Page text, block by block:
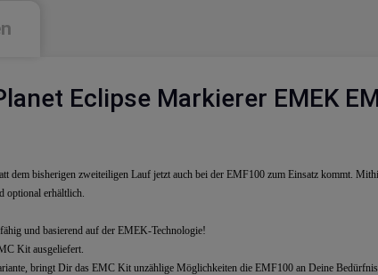
Eclipse Markierer EMEK
dem bisherigen zweiteiligen Lauf jetzt auch bei der EMF100 zum Einsatz kommt.
optional erhältlich.
und basierend auf der EMEK-Technologie!
Kit ausgeliefert.
bringt Dir das EMC Kit unzählige Möglichkeiten die EMF100 an Deine